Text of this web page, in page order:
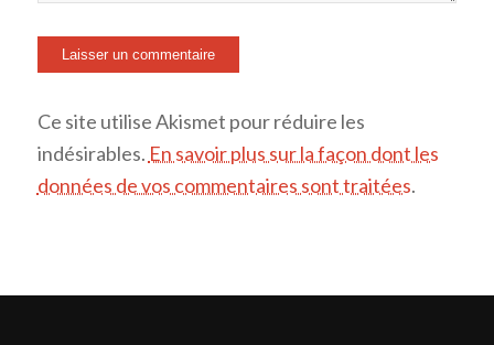
Ce site utilise Akismet pour réduire les
indésirables. En savoir plus sur la façon dont les
données de vos commentaires sont traitées.